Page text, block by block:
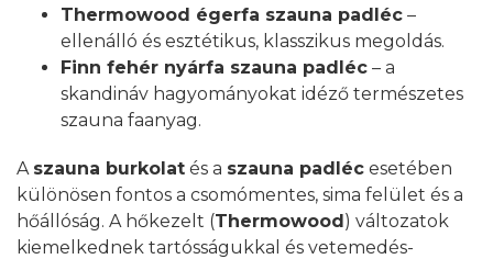
Thermowood égerfa szauna padléc –
ellenálló és esztétikus, klasszikus megoldás.
Finn fehér nyárfa szauna padléc – a
skandináv hagyományokat idéző természetes
szauna faanyag.
A szauna burkolat és a szauna padléc esetében
különösen fontos a csomómentes, sima felület és a
hőállóság. A hőkezelt (Thermowood) változatok
kiemelkednek tartósságukkal és vetemedés-